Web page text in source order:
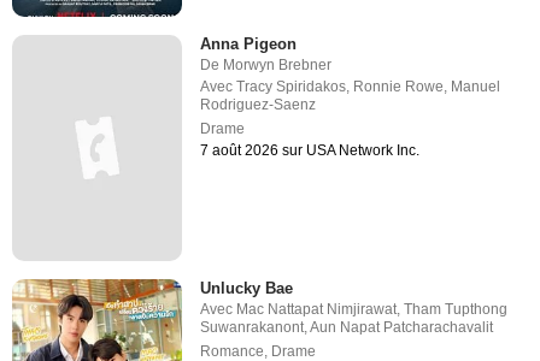
Anna Pigeon
De Morwyn Brebner
AvecTracy Spiridakos Ronnie Rowe Manuel
Rodriguez-Saenz
Drame
7 août 2026 sur USA Network Inc.
Unlucky Bae
Avec Mac Nattapat Nimjirawat,Tham Tupthong
Suwanrakanont,Aun Napat Patcharachavalit
Romance, Drame